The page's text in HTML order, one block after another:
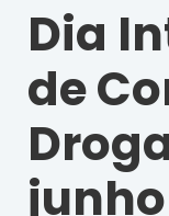
Dia
de
junho